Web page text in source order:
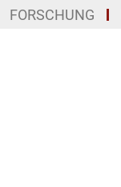
FORSCHUNG